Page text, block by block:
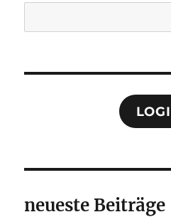
neueste Beiträge